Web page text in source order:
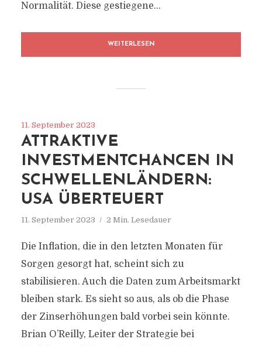
Normalität. Diese gestiegene...
WEITERLESEN
11. September 2023
ATTRAKTIVE
INVESTMENTCHANCEN IN
SCHWELLENLÄNDERN:
USA ÜBERTEUERT
11. September 2023 2 Min. Lesedauer
Die Inflation, die in den letzten Monaten für
Sorgen gesorgt hat, scheint sich zu
stabilisieren. Auch die Daten zum Arbeitsmarkt
bleiben stark. Es sieht so aus, als ob die Phase
der Zinserhöhungen bald vorbei sein könnte.
Brian O’Reilly, Leiter der Strategie bei